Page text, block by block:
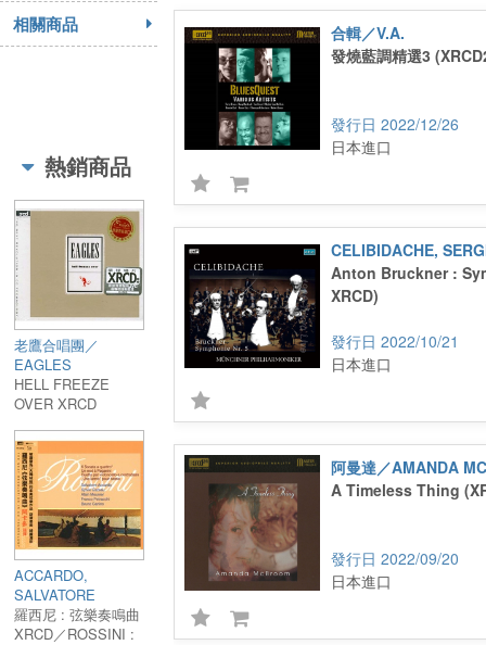
相關商品
熱銷商品
老鷹合唱團／
EAGLES
HELL FREEZE
OVER XRCD
ACCARDO,
SALVATORE
羅西尼 : 弦樂奏鳴曲
XRCD／ROSSINI :
合輯／V.A.
發燒藍調精選3
2022/12/26
日本進口
CELIBIDACHE,
Anton Bruckner :
XRCD)
2022/10/21
日本進口
阿曼達／AMANDA
A Timeless Thing
2022/09/20
日本進口